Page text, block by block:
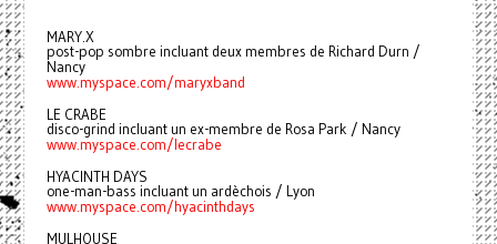
MARY.X
post-pop sombre incluant deux membres de Richard Durn /
Nancy
www.myspace.com/maryxband
LE CRABE
disco-grind incluant un ex-membre de Rosa Park / Nancy
www.myspace.com/lecrabe
HYACINTH DAYS
one-man-bass incluant un ardèchois / Lyon
www.myspace.com/hyacinthdays
MULHOUSE